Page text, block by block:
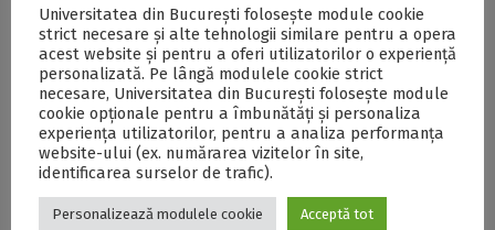
Congresul
Internațional
”Representaciones
del espacio hostil
en la literatura y en
Apel la contribuții
pentru colocviul
internațional „Les
félins de nos
imaginaires”,
Universitatea din București folosește module cookie
strict necesare și alte tehnologii similare pentru a opera
acest website și pentru a oferi utilizatorilor o experiență
personalizată. Pe lângă modulele cookie strict
necesare, Universitatea din București folosește module
cookie opționale pentru a îmbunătăți și personaliza
experiența utilizatorilor, pentru a analiza performanța
website-ului (ex. numărarea vizitelor în site,
identificarea surselor de trafic).
Personalizează modulele cookie Acceptă tot